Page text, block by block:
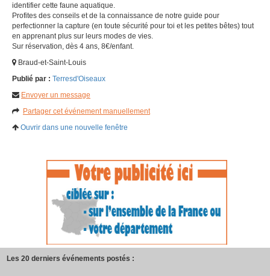
identifier cette faune aquatique.
Profites des conseils et de la connaissance de notre guide pour
perfectionner la capture (en toute sécurité pour toi et les petites bêtes) tout
en apprenant plus sur leurs modes de vies.
Sur réservation, dès 4 ans, 8€/enfant.
Braud-et-Saint-Louis
Publié par : Terresd'Oiseaux
Envoyer un message
Partager cet événement manuellement
Ouvrir dans une nouvelle fenêtre
Les 20 derniers événements postés :